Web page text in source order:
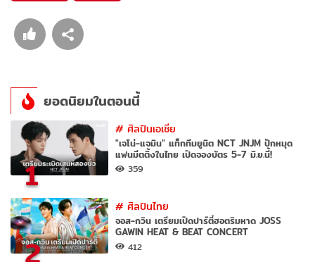
ยอดนิยมในตอนนี้
1
#ศิลปินเอเชีย
"เจโน่-แจมิน" แท็กทีมยูนิต NCT JNJM ปักหมุด
แฟนมีตติ้งในไทย เปิดจองบัตร 5-7 มิ.ย.นี้!
359
2
#ศิลปินไทย
จอส-กวิน เตรียมเปิดปาร์ตี้ฮอตริมหาด JOSS
GAWIN HEAT & BEAT CONCERT
412